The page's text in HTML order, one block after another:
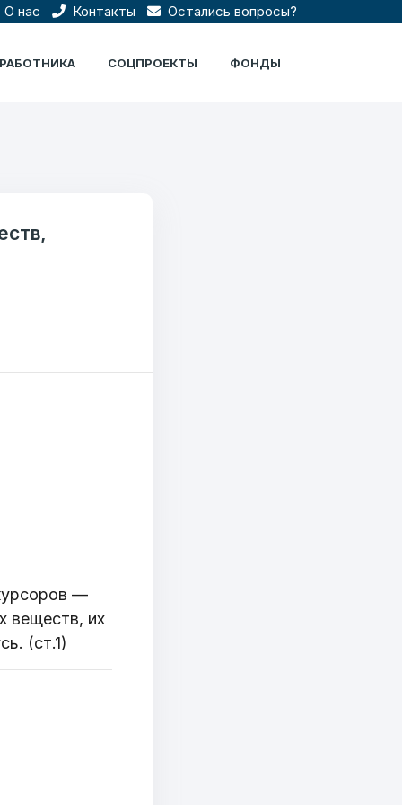
О нас Контакты Остались вопросы?
СОЦПРОЕКТЫ ФОНДЫ
—
веществ, их
(ст.1)